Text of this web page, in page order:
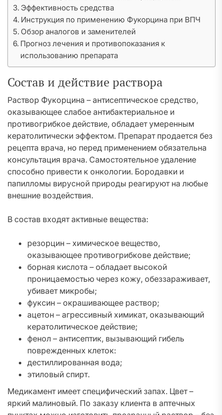
Эффективность средства
Инструкция по применению Фукорцина при ВПЧ
Обзор аналогов и заменителей
Прогноз лечения и противопоказания к
использованию препарата
Состав и действие раствора
Раствор Фукорцина – антисептическое средство,
оказывающее слабое антибактериальное и
противогрибкое действие, обладает умеренным
кератолитически эффектом. Препарат продается без
рецепта врача, но перед применением обязательна
консультация врача. Самостоятельное удаление
способно привести к онкологии. Бородавки и
папилломы вирусной природы реагируют на любые
внешние воздействия.
В состав входят активные вещества:
резорцин – химическое вещество,
оказывающее противогрибкове действие;
борная кислота – обладает высокой
проницаемостью через кожу, обеззараживает,
убивает микробы;
фуксин – окрашивающее раствор;
ацетон – агрессивный химикат, оказывающий
кератолитическое действие;
фенол – антисептик, вызывающий гибель
поврежденных клеток:
дестиллированная вода;
этиловый спирт.
Медикамент имеет специфический запах. Цвет –
яркий малиновый. По заказу клиента в аптечных